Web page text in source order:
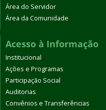
Área do Servidor
Área da Comunidade
Acesso à Informação
Institucional
Ações e Programas
Participação Social
Auditorias
Convênios e Transferências